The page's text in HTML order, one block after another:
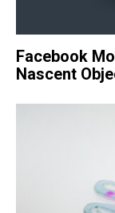
Facebook
Nascent